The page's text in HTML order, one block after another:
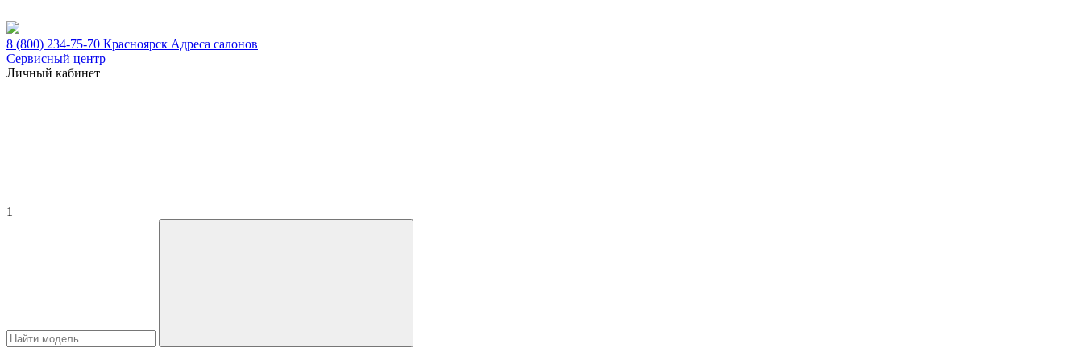
8 (800) 234-75-70 Красноярск Адреса салонов
Сервисный центр
Личный кабинет
1